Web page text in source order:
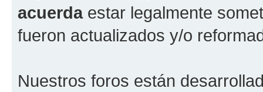
acuerdaestar legalmente
fueron actualizados y/o
Nuestros foros están